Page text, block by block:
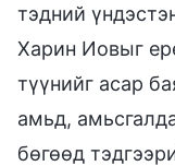
тэдний
Харин Иовыг
түүнийг асар
амьд,
бөгөөд